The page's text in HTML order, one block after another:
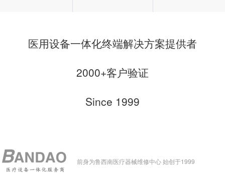
医用设备一体化终端解决方案提供者
2000+客户验证
Since 1999
前身为鲁西南医疗器械维修中心 始创于1999